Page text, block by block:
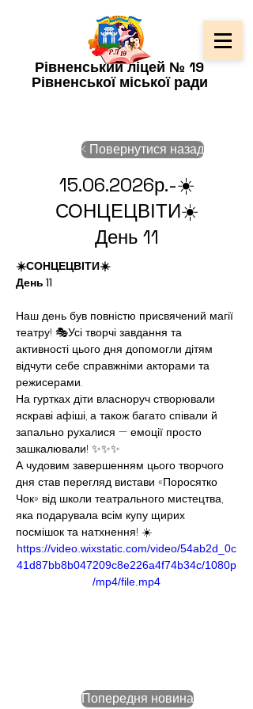
Рівненський ліцей № 19
Рівненської міської ради
< Повернутися назад
15.06.2026р.-☀️
СОНЦЕЦВІТИ☀️
День 11
☀️СОНЦЕЦВІТИ☀️
День 11
Наш день був повністю присвячений магії
театру! 🎭Усі творчі завдання та
активності цього дня допомогли дітям
відчути себе справжніми акторами та
режисерами.
На гуртках діти власноруч створювали
яскраві афіші, а також багато співали й
запально рухалися — емоції просто
зашкалювали! ✨✨✨
А чудовим завершенням цього творчого
дня став перегляд вистави «Поросятко
Чок» від школи театрального мистецтва,
яка подарувала всім купу щирих
посмішок та натхнення! ☀️
https://video.wixstatic.com/video/54ab2d_0c
41d87bb8b047209c8e226a4f74b34c/1080p
/mp4/file.mp4
Попередня новина